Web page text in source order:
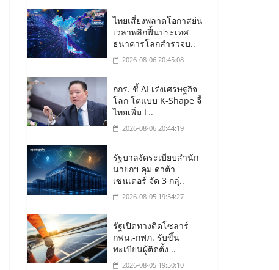
ไทยเสี่ยงพลาดโอกาสย่น
เวลาพลิกฟื้นประเทศ
ธนาคารโลกสำรวจบ..
2026-08-06 20:45:08
กกร. ชี้ AI เร่งเศรษฐกิจ
โลก โตแบบ K-Shape จี้
ไทยเพิ่ม L..
2026-08-06 20:44:19
รัฐบาลงัดระเบียบสำนัก
นายกฯ คุม ดาต้า
เซนเตอร์ จัด 3 กลุ่..
2026-08-05 19:54:27
รัฐเปิดทางติดโซลาร์
กฟน.-กฟภ. รับขึ้น
ทะเบียนผู้ติดตั้ง ..
2026-08-05 19:50:10